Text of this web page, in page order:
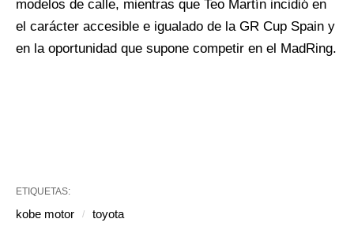
modelos de calle, mientras que Teo Martín incidió en
el carácter accesible e igualado de la GR Cup Spain y
en la oportunidad que supone competir en el MadRing.
ETIQUETAS:
kobe motor toyota